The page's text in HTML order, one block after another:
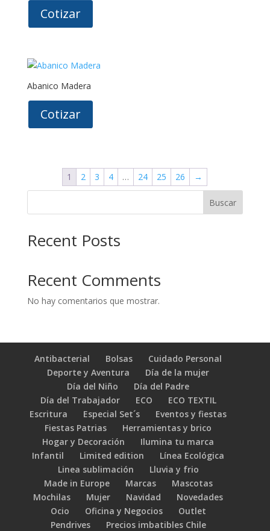
Cotizar
Abanico Madera
Cotizar
1 2 3 4 … 24 25 26 →
Buscar
Recent Posts
Recent Comments
No hay comentarios que mostrar.
Antibacterial Bolsas
Cuidado Personal
Deporte y Aventura
Día de la mujer
Día del Niño
Día del Padre
Día del Trabajador
ECO
ECO TEXTIL
Escritura
Especial Set´s
Eventos y fiestas
Fiestas Patrias
Herramientas y brico
Hogar y Decoración
Ilumina tu marca
Infantil
Limited edition
Línea Ecológica
Linea sublimación
Lluvia y frio
Made in Europe
Marcas
Mascotas
Mochilas
Mujer Navidad
Novedades
Ocio
Oficina y Negocios
Outlet
Pendrives
Precios imbatibles Chile